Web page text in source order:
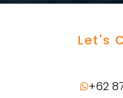
Let's
+62